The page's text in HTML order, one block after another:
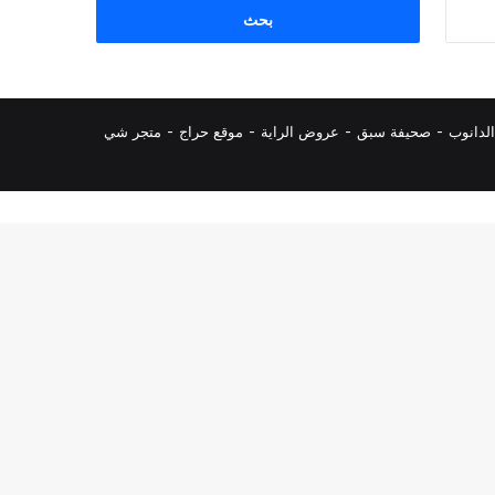
- صحيفة سبق - عروض الراية - موقع حراج - متجر شي